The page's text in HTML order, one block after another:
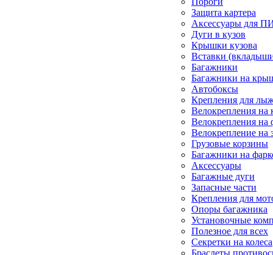
Защита картера
Аксессуары для
Дуги в кузов
Крышки кузова
Вставки
Багажники
Багажники на
Автобоксы
Крепления для
Велокрепления
Велокрепления на
Велокрепление на
Грузовые корзины
Багажники на
Аксессуары
Багажные дуги
Запасные части
Крепления для
Опоры багажника
Установочные
Полезное для всех
Секретки на колеса
Браслеты